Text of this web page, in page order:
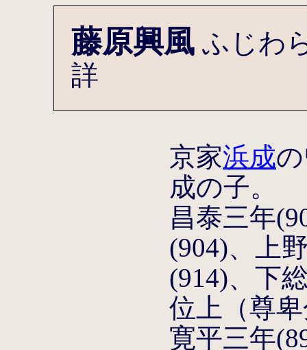
藤原興風 ふじわ
詳
京家浜成
成の子。
昌泰三年
(904)、上
(914)、下
位上（尊
寛平三年